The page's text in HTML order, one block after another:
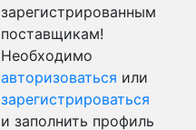
зарегистрированным
поставщикам!
Необходимо
авторизоваться или
зарегистрироваться
и заполнить профиль